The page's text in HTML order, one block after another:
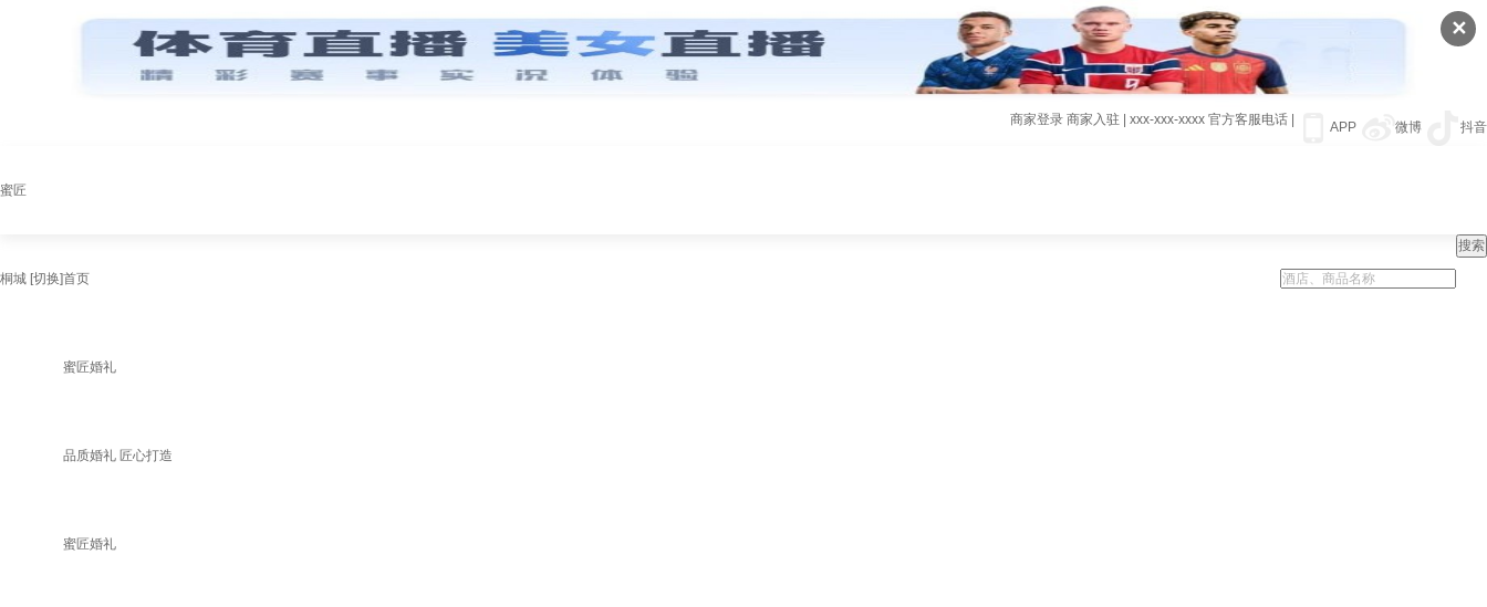
✕
APP 微博 抖音
商家登录 商家入驻 xxx-xxx-xxxx 官方客服电话
蜜匠
桐城 [切换]首页
蜜匠婚礼
品质婚礼 匠心打造
蜜匠婚礼